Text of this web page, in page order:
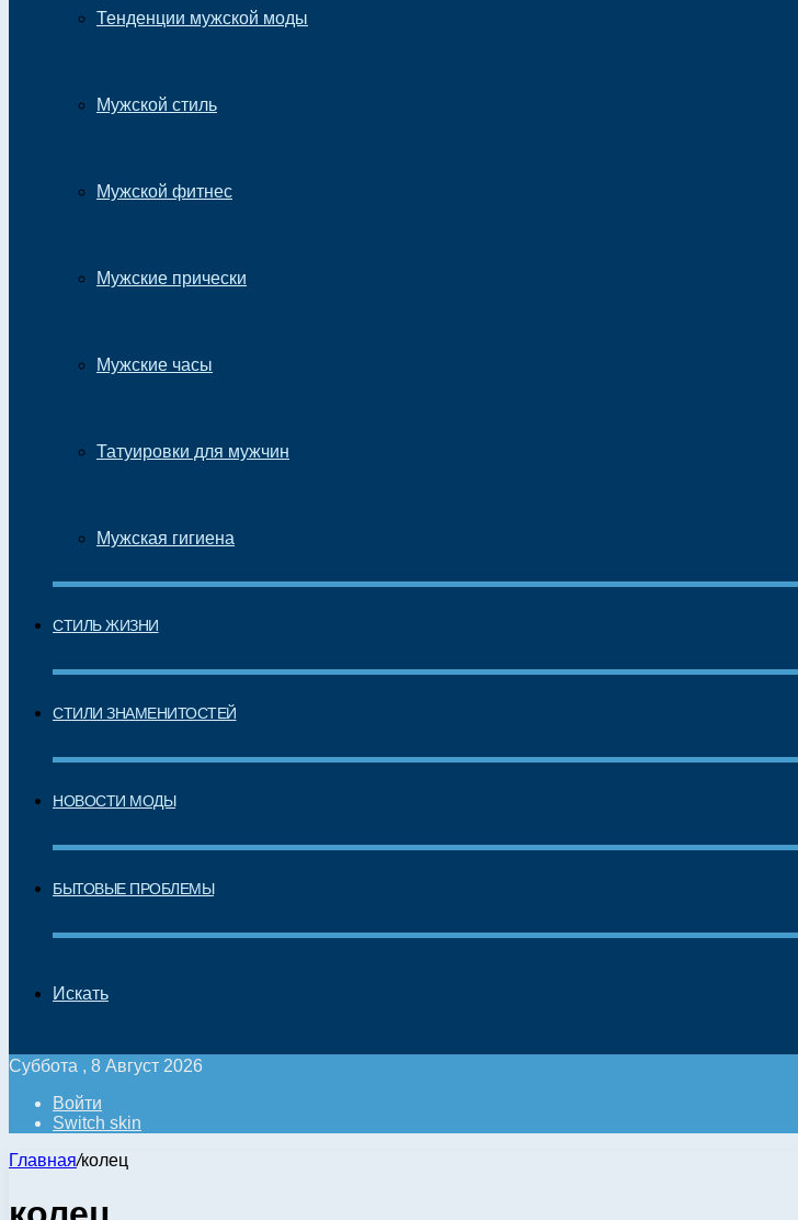
Тенденции мужской моды
Мужской стиль
Мужской фитнес
Мужские прически
Мужские часы
Татуировки для мужчин
Мужская гигиена
СТИЛЬ ЖИЗНИ
СТИЛИ ЗНАМЕНИТОСТЕЙ
НОВОСТИ МОДЫ
БЫТОВЫЕ ПРОБЛЕМЫ
Искать
Суббота , 8 Август 2026
Войти
Switch skin
Главная/колец